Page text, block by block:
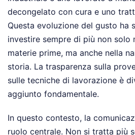
decongelato con cura e uno
Questa evoluzione del gusto ha
investire sempre di più non solo
materie prime, ma anche nella
storia. La trasparenza sulla
sulle tecniche di lavorazione è
aggiunto fondamentale.
In questo contesto, la
ruolo centrale. Non si tratta più